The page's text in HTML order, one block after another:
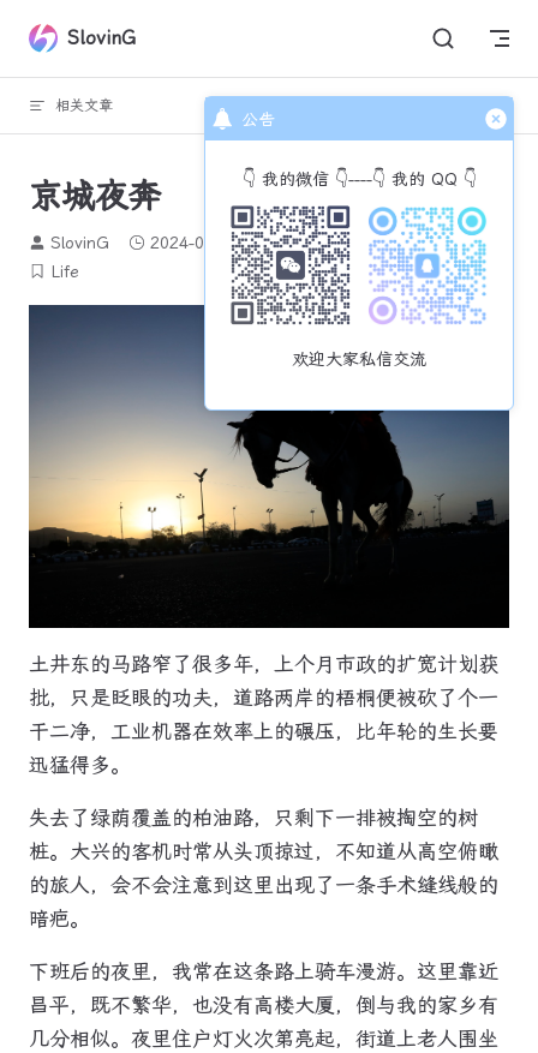
公告
👇 我的微信 👇----👇 我的 QQ 👇
欢迎大家私信交流
Skip to content
SlovinG
相关文章 回到顶部
京城夜奔
SlovinG 2024-07-14 593 个字
3 分钟
Life
土井东的马路窄了很多年，上个月市政的扩宽计划获
批，只是眨眼的功夫，道路两岸的梧桐便被砍了个一
干二净，工业机器在效率上的碾压，比年轮的生长要
迅猛得多。
失去了绿荫覆盖的柏油路，只剩下一排被掏空的树
桩。大兴的客机时常从头顶掠过，不知道从高空俯瞰
的旅人，会不会注意到这里出现了一条手术缝线般的
暗疤。
下班后的夜里，我常在这条路上骑车漫游。这里靠近
昌平，既不繁华，也没有高楼大厦，倒与我的家乡有
几分相似。夜里住户灯火次第亮起，街道上老人围坐